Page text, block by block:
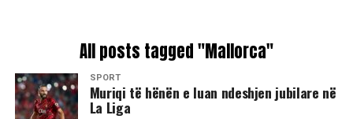
All posts tagged "Mallorca"
SPORT
Muriqi të hënën e luan ndeshjen jubilare në
La Liga